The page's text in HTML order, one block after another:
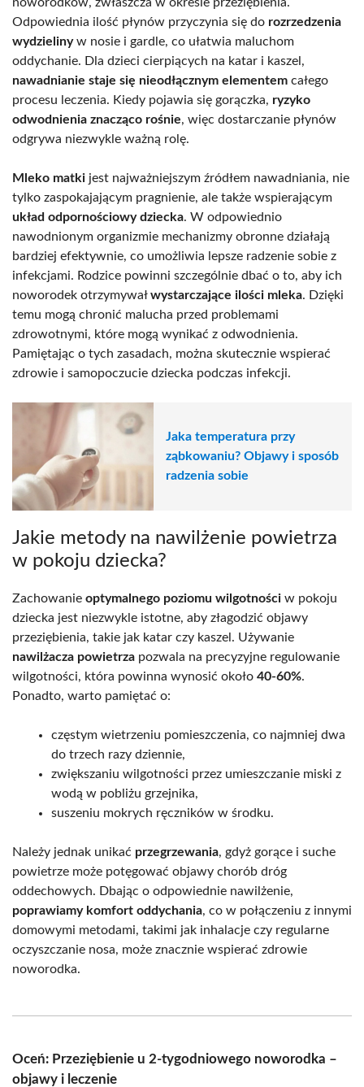
Odpowiednia ilość płynów przyczynia się do rozrzedzenia
wydzielinyw nosie i gardle, co ułatwia maluchom
oddychanie. Dla dzieci cierpiących na katar i kaszel,
nawadnianie staje się nieodłącznym elementem całego
procesu leczenia. Kiedy pojawia się gorączka, ryzyko
odwodnienia znacząco rośnie, więc dostarczanie płynów
odgrywa niezwykle ważną rolę.
Mleko matki jest najważniejszym źródłem nawadniania, nie
tylko zaspokajającym pragnienie, ale także wspierającym
układ odpornościowy dziecka. W odpowiednio
nawodnionym organizmie mechanizmy obronne działają
bardziej efektywnie, co umożliwia lepsze radzenie sobie z
infekcjami. Rodzice powinni szczególnie dbać o to, aby ich
noworodek otrzymywałwystarczające ilości mleka. Dzięki
temu mogą chronić malucha przed problemami
zdrowotnymi, które mogą wynikać z odwodnienia.
Pamiętając o tych zasadach, można skutecznie wspierać
zdrowie i samopoczucie dziecka podczas infekcji.
Jaka temperatura przy
ząbkowaniu? Objawy i sposób
radzenia sobie
Jakie metody na nawilżenie powietrza
w pokoju dziecka?
Zachowanie optymalnego poziomu wilgotności w pokoju
dziecka jest niezwykle istotne, aby złagodzić objawy
przeziębienia, takie jak katar czy kaszel. Używanie
nawilżacza powietrza pozwala na precyzyjne regulowanie
wilgotności, która powinna wynosić około 40-60%.
Ponadto, warto pamiętać o:
częstym wietrzeniu pomieszczenia, co najmniej dwa
do trzech razy dziennie,
zwiększaniu wilgotności przez umieszczanie miski z
wodą w pobliżu grzejnika,
suszeniu mokrych ręczników w środku.
Należy jednak unikać przegrzewania, gdyż gorące i suche
powietrze może potęgować objawy chorób dróg
oddechowych. Dbając o odpowiednie nawilżenie,
poprawiamy komfort oddychania, co w połączeniu z innymi
domowymi metodami, takimi jak inhalacje czy regularne
oczyszczanie nosa, może znacznie wspierać zdrowie
noworodka.
Oceń: Przeziębienie u 2-tygodniowego noworodka –
objawy i leczenie